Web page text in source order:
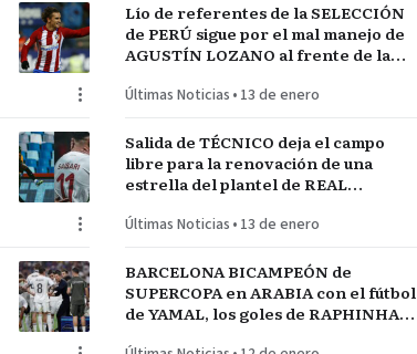
Lío de referentes de la SELECCIÓN
de PERÚ sigue por el mal manejo de
AGUSTÍN LOZANO al frente de la
Últimas Noticias • 13 de enero
Salida de TÉCNICO deja el campo
libre para la renovación de una
estrella del plantel de REAL
Últimas Noticias • 13 de enero
BARCELONA BICAMPEÓN de
SUPERCOPA en ARABIA con el fútbol
de YAMAL, los goles de RAPHINHA y